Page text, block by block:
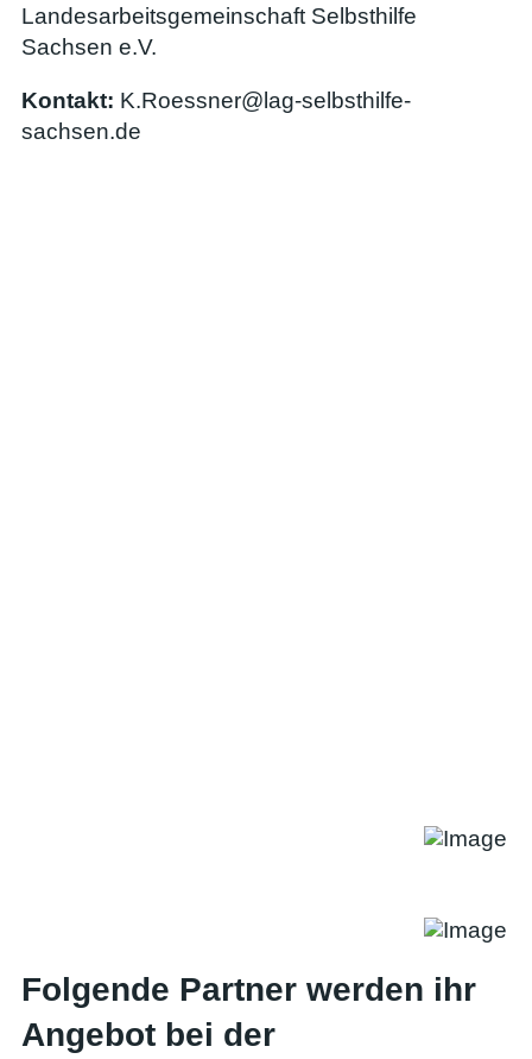
Landesarbeitsgemeinschaft Selbsthilfe
Sachsen e.V.
Kontakt: K.Roessner@lag-selbsthilfe-
sachsen.de
Folgende Partner werden ihr
Angebot bei der